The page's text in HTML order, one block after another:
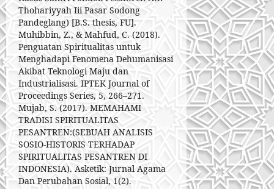
Thohariyyah Iii Pasar Sodong
Pandeglang) [B.S. thesis, FU].
Muhibbin, Z., & Mahfud, C. (2018).
Penguatan Spiritualitas untuk
Menghadapi Fenomena Dehumanisasi
Akibat Teknologi Maju dan
Industrialisasi. IPTEK Journal of
Proceedings Series, 5, 266–271.
Mujab, S. (2017). MEMAHAMI
TRADISI SPIRITUALITAS
PESANTREN:(SEBUAH ANALISIS
SOSIO-HISTORIS TERHADAP
SPIRITUALITAS PESANTREN DI
INDONESIA). Asketik: Jurnal Agama
Dan Perubahan Sosial, 1(2).